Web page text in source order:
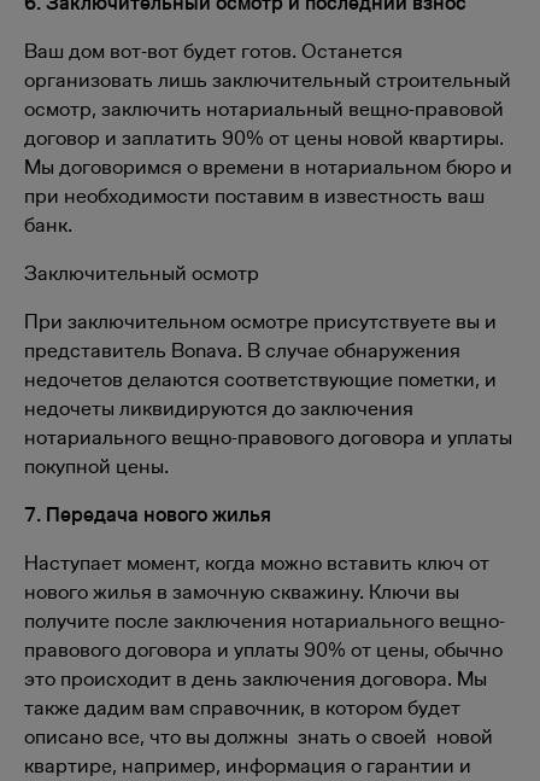
Ваш дом вот-вот будет готов. Останется
организовать лишь заключительный строительный
осмотр, заключить нотариальный вещно-правовой
договор и заплатить 90% от цены новой квартиры.
Мы договоримся о времени в нотариальном бюро и
при необходимости поставим в известность ваш
банк.
Заключительный осмотр
При заключительном осмотре присутствуете вы и
представитель Bonava. В случае обнаружения
недочетов делаются соответствующие пометки, и
недочеты ликвидируются до заключения
нотариального вещно-правового договора и уплаты
покупной цены.
7. Передача нового жилья
Наступает момент, когда можно вставить ключ от
нового жилья в замочную скважину. Ключи вы
получите после заключения нотариального вещно-
правового договора и уплаты 90% от цены, обычно
это происходит в день заключения договора. Мы
также дадим вам справочник, в котором будет
описано все, что вы должны знать о своей новой
квартире, например, информация о гарантии и